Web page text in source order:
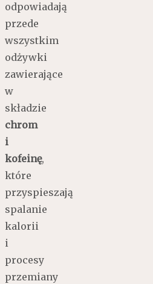
odpowiadają
przede
wszystkim
odżywki
zawierające
w
składzie
chrom
i
kofeinę,
które
przyspieszają
spalanie
kalorii
i
procesy
przemiany